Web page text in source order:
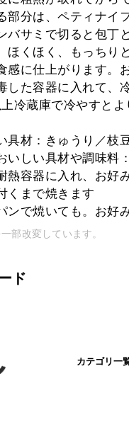
部分は、ペティナイ
バサミで切ると包丁
ほくほく、もっちり
感に仕上がります。
した容器に入れて、
冷蔵庫で冷やすとよ
具材：きゅうり／枝
いしい具材や調味料
熱容器に入れ、お好
くまで焼きます
ンで焼いても。お好
部改変しています。
ド
カテゴリ一